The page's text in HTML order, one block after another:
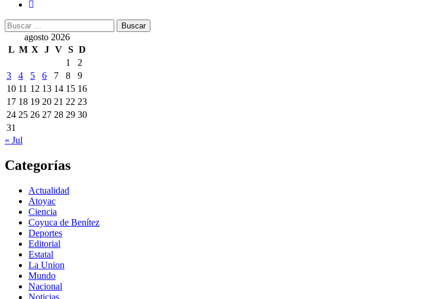
Buscar:
agosto 2026
L M X J V S D
1
2
3
4 5 6 7 8
9
10 11 12 13 14 15 16
17 18 19 20 21 22 23
24 25 26 27 28 29 30
31
« Jul
Categorías
Actualidad
Atoyac
Ciencia
Coyuca de Benítez
Deportes
Editorial
Estatal
La Union
Mundo
Nacional
Noticias